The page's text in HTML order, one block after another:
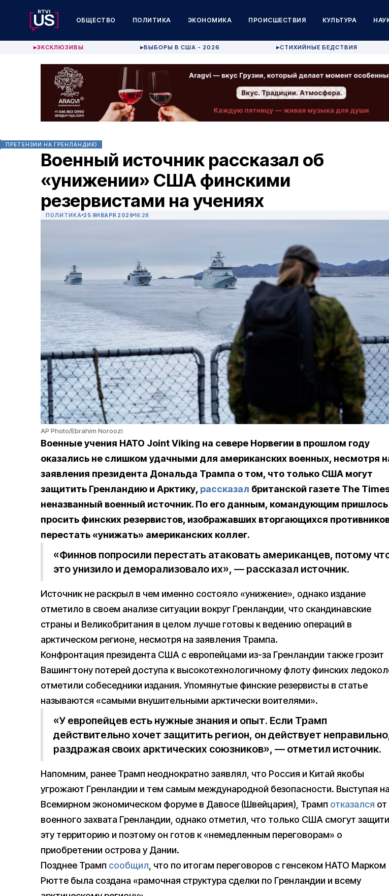
ОБЩЕСТВО ПОЛИТИКА ЭКОНОМИКА ПРОИСШЕСТВИЯ КУЛЬТУРА
▶ЭКСКЛЮЗИВЫ ▶ВЫБОРЫ В США - 2026 ▶СТИХИЙНЫЕ БЕДСТВИЯ
ПРЕТЕНЗИИ НА ГРЕНЛАНДИЮ
Военный источник рассказал об
«унижении» США финскими
резервистами на учениях
ПОЛИТИКА 25 ЯНВАРЯ 2026 16:28
AP Photo/Ebrahim Noroozi
Военные учения НАТО Joint Viking на севере Норвегии в прошлом году
оказались не слишком удачными для американских военных, несмотря
заявления президента Дональда Трампа о том, что только США могут
защитить Гренландию и Арктику, рассказал британской газете The
неназванный военный источник. По его данным, командующим пришлось
просить финских резервистов, изображавших вторгающихся
перестать «унижать» американских коллег.
«Финнов попросили перестать атаковать американцев, потому
это унизило и деморализовало их», — рассказал источник.
Источник не раскрыл в чем именно состояло «унижение», однако издание
отметило в своем анализе ситуации вокруг Гренландии, что скандинавские
страны и Великобритания в целом лучше готовы к ведению операций в
арктическом регионе, несмотря на заявления Трампа.
Конфронтация президента США с европейцами из-за Гренландии также грозит
Вашингтону потерей доступа к высокотехнологичному флоту финских
отметили собеседники издания. Упомянутые финские резервисты в статье
называются «самыми внушительными арктически воителями».
«У европейцев есть нужные знания и опыт. Если Трамп
действительно хочет защитить регион, он действует
раздражая своих арктических союзников», — отметил источник.
Напомним, ранее Трамп неоднократно заявлял, что Россия и Китай якобы
угрожают Гренландии и тем самым международной безопасности. Выступая на
Всемирном экономическом форуме в Давосе (Швейцария), Трамп отказался от
военного захвата Гренландии, однако отметил, что только США смогут
эту территорию и поэтому он готов к «немедленным переговорам» о
приобретении острова у Дании.
Позднее Трамп сообщил, что по итогам переговоров с генсеком НАТО Марком
Рютте была создана «рамочная структура сделки по Гренландии и всему